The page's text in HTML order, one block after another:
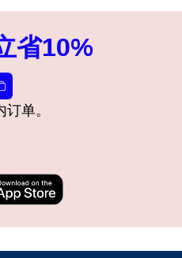
scan
省10%
单。